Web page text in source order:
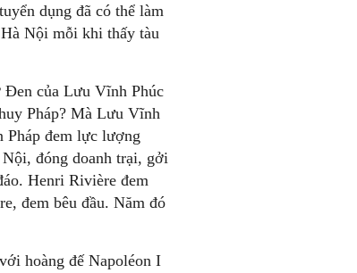
dụng đã có thể làm
Nội mỗi khi thấy tàu
Đen của Lưu Vĩnh Phúc
Pháp? Mà Lưu Vĩnh
Pháp đem lực lượng
đóng doanh trại, gởi
Henri Rivière đem
đem bêu đầu. Năm đó
hoàng đế Napoléon I